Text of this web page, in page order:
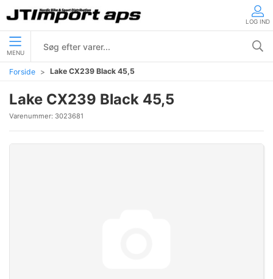
LOG IND
MENU
Forside Lake CX239 Black 45,5
Lake CX239 Black 45,5
Varenummer: 3023681